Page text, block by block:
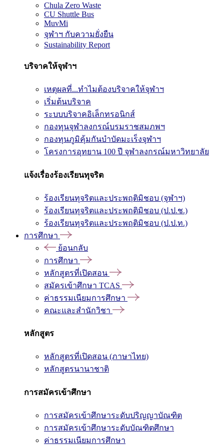
Chula Zero Waste
CU Shuttle Bus
MuvMi
จุฬาฯ กับความยั่งยืน
Sustainability Report
บริจาคให้จุฬาฯ
เหตุผลที่...ทำไมต้องบริจาคให้จุฬาฯ
เริ่มต้นบริจาค
ระบบบริจาคอิเล็กทรอนิกส์
กองทุนจุฬาลงกรณ์บรมราชสมภพฯ
กองทุนภูมิคุ้มกันบำบัดมะเร็งจุฬาฯ
โครงการอุทยาน 100 ปี จุฬาลงกรณ์มหาวิทยาลัย
แจ้งเรื่องร้องเรียนทุจริต
ร้องเรียนทุจริตและประพฤติมิชอบ (จุฬาฯ)
ร้องเรียนทุจริตและประพฤติมิชอบ (ป.ป.ช.)
ร้องเรียนทุจริตและประพฤติมิชอบ (ป.ป.ท.)
การศึกษา
ย้อนกลับ
การศึกษา
หลักสูตรที่เปิดสอน
สมัครเข้าศึกษา TCAS
ค่าธรรมเนียมการศึกษา
คณะและสำนักวิชา
หลักสูตร
หลักสูตรที่เปิดสอน (ภาษาไทย)
หลักสูตรนานาชาติ
การสมัครเข้าศึกษา
การสมัครเข้าศึกษาระดับปริญญาบัณฑิต
การสมัครเข้าศึกษาระดับบัณฑิตศึกษา
ค่าธรรมเนียมการศึกษา